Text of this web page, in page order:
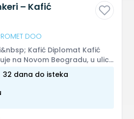
– Kafić
DOO
Kafić Diplomat Kafić
na Novom Beogradu, u ulici
širi...
32 dana do isteka